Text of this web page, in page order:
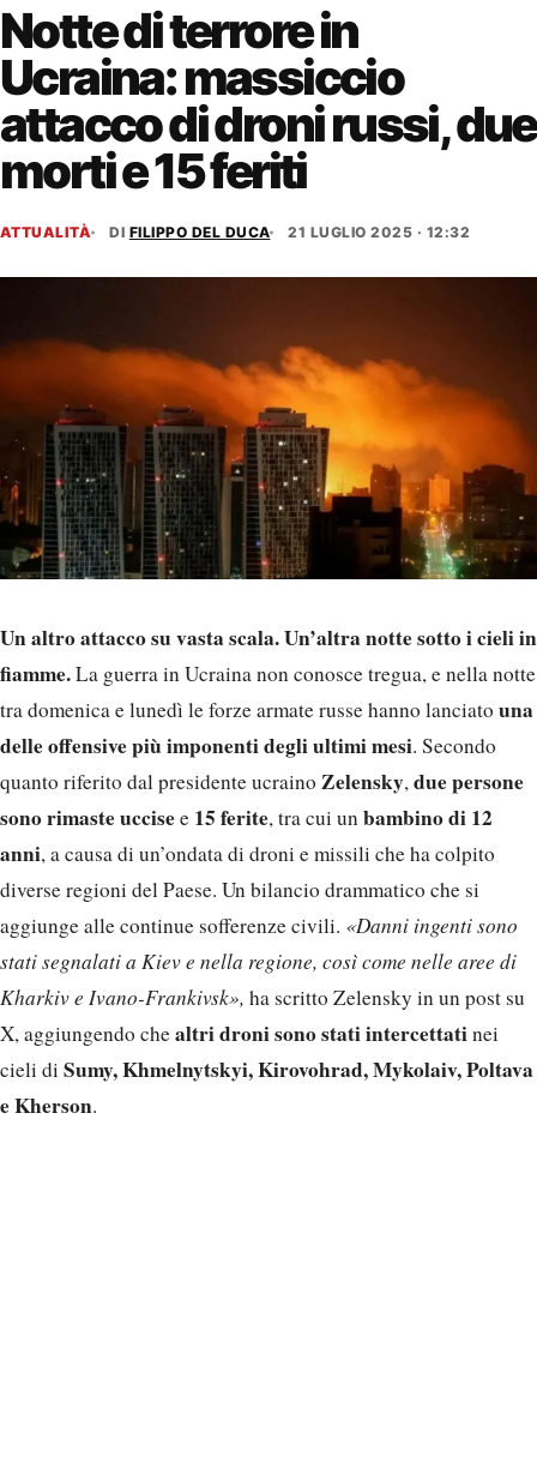
Notte di terrore in
Ucraina: massiccio
attacco di droni russi, due
morti e 15 feriti
ATTUALITÀ DI FILIPPO DEL DUCA 21 LUGLIO 2025 · 12:32
Un altro attacco su vasta scala. Un’altra notte sotto i cieli in
fiamme.La guerra in Ucraina non conosce tregua, e nella notte
tra domenica e lunedì le forze armate russe hanno lanciato una
delle offensive più imponenti degli ultimi mesi. Secondo
quanto riferito dal presidente ucraino Zelensky,due persone
sono rimaste uccisee 15 ferite, tra cui unbambino di 12
anni, a causa di un’ondata di droni e missili che ha colpito
diverse regioni del Paese. Un bilancio drammatico che si
aggiunge alle continue sofferenze civili. «Danni ingenti sono
stati segnalati a Kiev e nella regione, così come nelle aree di
Kharkiv e Ivano-Frankivsk», ha scritto Zelensky in un post su
X, aggiungendo chealtri droni sono stati intercettatinei
cieli di Sumy, Khmelnytskyi, Kirovohrad, Mykolaiv, Poltava
e Kherson.